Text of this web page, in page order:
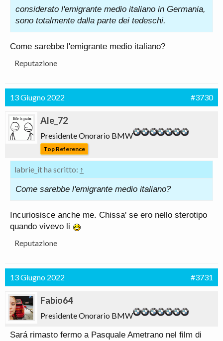
considerato l'emigrante medio italiano in Germania,
sono totalmente dalla parte dei tedeschi.
Come sarebbe l'emigrante medio italiano?
Reputazione
13 Giugno 2022 #3730
Ale_72
Presidente Onorario BMW
Top Reference
labrie_it ha scritto: ↑
Come sarebbe l'emigrante medio italiano?
Incuriosisce anche me. Chissa' se ero nello sterotipo
quando vivevo li
Reputazione
13 Giugno 2022 #3731
Fabio64
Presidente Onorario BMW
Sará rimasto fermo a Pasquale Ametrano nel film di